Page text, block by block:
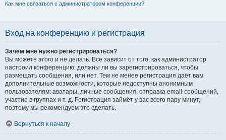
Как мне связаться с администратором конференции?
Вход на конференцию и регистрация
Зачем мне нужно регистрироваться?
Вы можете этого и не делать. Всё зависит от того, как администратор
настроил конференцию: должны ли вы зарегистрироваться, чтобы
размещать сообщения, или нет. Тем не менее регистрация даёт вам
дополнительные возможности, которые недоступны анонимным
пользователям: аватары, личные сообщения, отправка email-сообщений,
участие в группах и т. д. Регистрация займёт у вас всего пару минут,
поэтому мы рекомендуем это сделать.
Вернуться к началу